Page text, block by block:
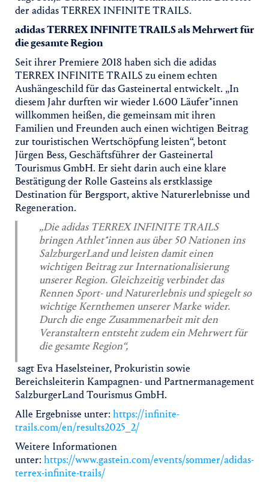
der adidas TERREX INFINITE TRAILS.
adidas TERREX INFINITE TRAILS als Mehrwert für
die gesamte Region
Seit ihrer Premiere 2018 haben sich die adidas
TERREX INFINITE TRAILS zu einem echten
Aushängeschild für das Gasteinertal entwickelt. „In
diesem Jahr durften wir wieder 1.600 Läufer*innen
willkommen heißen, die gemeinsam mit ihren
Familien und Freunden auch einen wichtigen Beitrag
zur touristischen Wertschöpfung leisten“, betont
Jürgen Bess, Geschäftsführer der Gasteinertal
Tourismus GmbH. Er sieht darin auch eine klare
Bestätigung der Rolle Gasteins als erstklassige
Destination für Bergsport, aktive Naturerlebnisse und
Regeneration.
„Die adidas TERREX INFINITE TRAILS
bringen Athlet*innen aus über 50 Nationen ins
SalzburgerLand und leisten damit einen
wichtigen Beitrag zur Internationalisierung
unserer Region. Gleichzeitig verbindet das
Rennen Sport- und Naturerlebnis und spiegelt so
wichtige Kernthemen unserer Marke wider.
Durch die enge Zusammenarbeit mit den
Veranstaltern entsteht zudem ein Mehrwert für
die gesamte Region“,
sagt Eva Haselsteiner, Prokuristin sowie
Bereichsleiterin Kampagnen- und Partnermanagement
SalzburgerLand Tourismus GmbH.
Alle Ergebnisse unter: https://infinite-
trails.com/en/results2025_2/
Weitere Informationen
unter: https://www.gastein.com/events/sommer/adidas-
terrex-infinite-trails/